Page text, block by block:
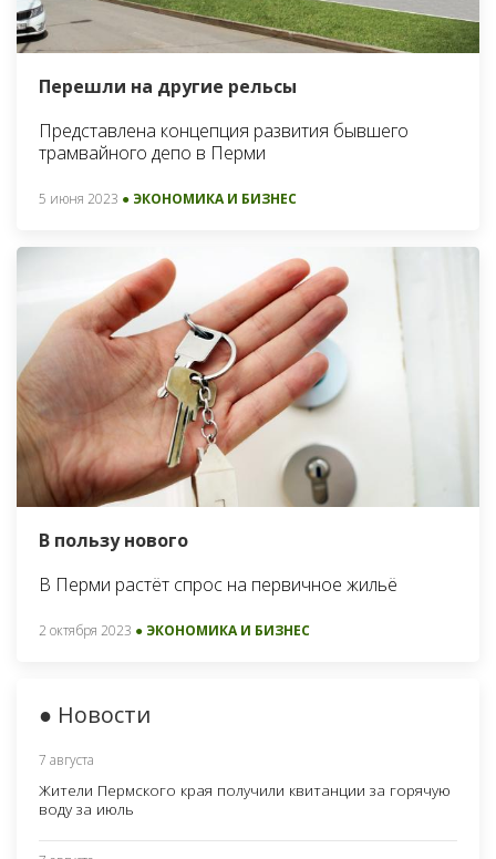
Перешли на другие рельсы
Представлена концепция развития бывшего
трамвайного депо в Перми
5 июня 2023 ● ЭКОНОМИКА И БИЗНЕС
В пользу нового
В Перми растёт спрос на первичное жильё
2 октября 2023 ● ЭКОНОМИКА И БИЗНЕС
● Новости
7 августа
Жители Пермского края получили квитанции за горячую
воду за июль